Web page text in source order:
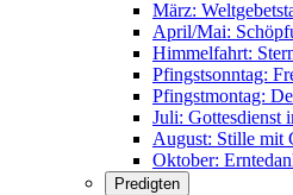
März:
April/Mai:
Himmelfahrt:
Pfingstsonntag:
Pfingstmontag:
Juli: Gottesdienst
August: Stille mit
Oktober:
Predigten